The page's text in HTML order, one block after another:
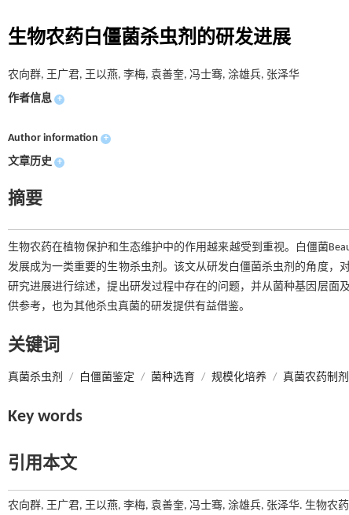
生物农药白僵菌杀虫剂的研发进展
农向群, 王广君, 王以燕, 李梅, 袁善奎, 冯士骞, 涂雄兵, 张泽华
作者信息 +
Author information +
文章历史 +
摘要
生物农药在植物保护和生态维护中的作用越来越受到重视。白僵菌
发展成为一类重要的生物杀虫剂。该文从研发白僵菌杀虫剂的角度，
研究进展进行综述，提出研发过程中存在的问题，并从菌种基因层
供参考，也为其他杀虫真菌的研发提供有益借鉴。
关键词
真菌杀虫剂 / 白僵菌鉴定 / 菌种选育 / 规模化培养 / 真菌农药制剂
Key words
引用本文
农向群, 王广君, 王以燕, 李梅, 袁善奎, 冯士骞, 涂雄兵, 张泽华. 生物农